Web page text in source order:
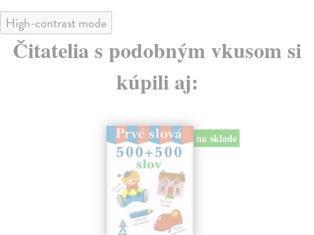
High-contrast mode
Čitatelia s podobným vkusom si
kúpili aj:
na sklade